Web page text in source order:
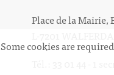
Place de la Mairie,
Some cookies are